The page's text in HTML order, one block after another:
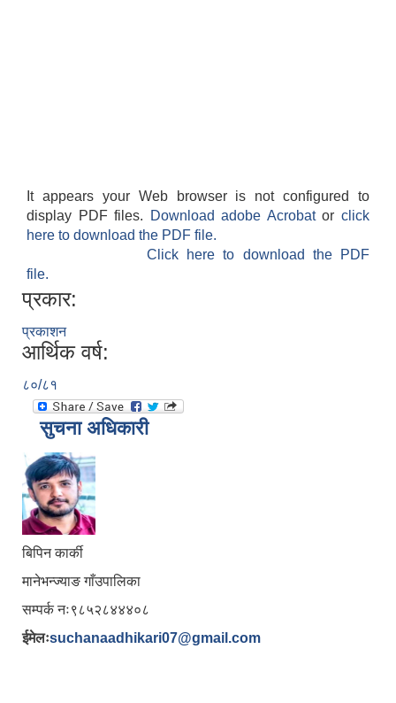
It appears your Web browser is not configured to
display PDF files.
Download adobe Acrobatorclick
here to download the PDF file.
Click here to download the PDF
file.
प्रकार:
प्रकाशन
आर्थिक वर्ष:
८०/८१
सुचना अधिकारी
बिपिन कार्की
मानेभन्ज्याङ गाँउपालिका
सम्पर्क नः९८५२८४४४०८
ईमेलःsuchanaadhikari07@gmail.com